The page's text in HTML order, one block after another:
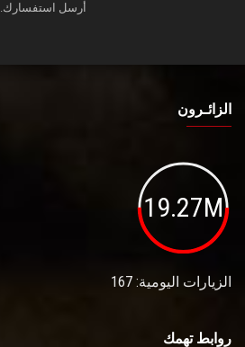
أرسل استفسارك.
الزائـرون
19.27M
الزيارات اليومية: 167
روابط تهمك